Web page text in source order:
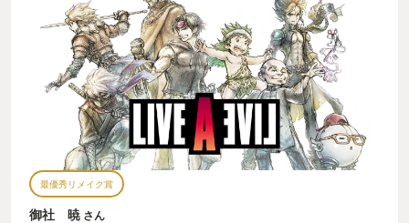
最優秀リメイク賞
御社 暁 さん